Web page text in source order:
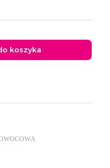
koszyka